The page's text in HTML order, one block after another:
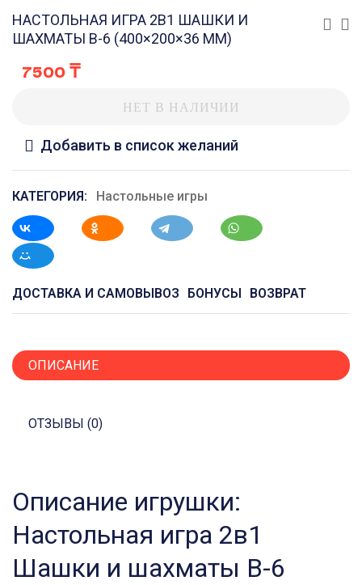
НАСТОЛЬНАЯ ИГРА 2В1 ШАШКИ И
ШАХМАТЫ B-6 (400×200×36 ММ)
7500₸
НЕТ В НАЛИЧИИ
Добавить в список желаний
КАТЕГОРИЯ: Настольные игры
ДОСТАВКА И САМОВЫВОЗ БОНУСЫ ВОЗВРАТ
ОПИСАНИЕ
ОТЗЫВЫ (0)
Описание игрушки:
Настольная игра 2в1
Шашки и шахматы B-6